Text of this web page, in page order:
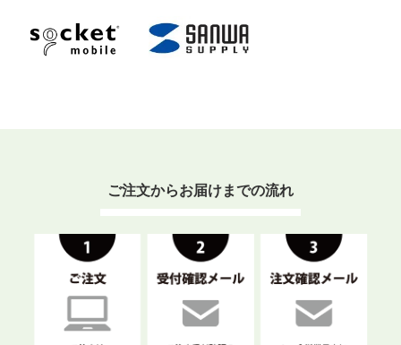
ご注文からお届けまでの流れ